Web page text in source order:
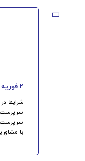
2 فوریه 2021
شرایط
سرپرست
با